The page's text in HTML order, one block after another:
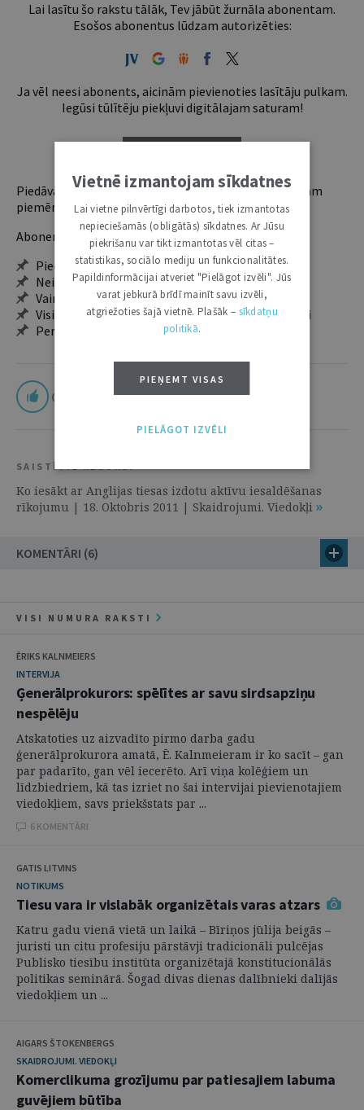
Lai lasītu šo rakstu tālāk, Tev jābūt žurnāla abonentam.
Esošos abonentus lūdzam autorizēties:
Ja vēl neesi abonents, aicinām pievienoties lasītāju pulkam.
Iegūsi tūlītēju piekļuvi digitālajam saturam!
Piedāvājam trīs abonementu veidus. Vienam lietotājam
piemērotākais ir "Mazais" (3, 6 un 12 mēnešiem).
Abonentu ieguvumi:
Pieeja jaunākajam izdevumam
Neierobežota pieeja arhīvam – 24 h/7 d.
Vairāk nekā 18 000 rakstu un 2000 autoru
Visi tematiskie numuri un ikgadējie grāmatžurnāli
Personalizētās iespējas – piezīmes, citāti, mapes
0
SAISTĪTIE RESURSI
Ko iesākt ar Anglijas tiesas izdotu aktīvu iesaldēšanas
rīkojumu | 18. Oktobris 2011 | Skaidrojumi. Viedokļi
KOMENTĀRI (6)
VISI NUMURA RAKSTI
ĒRIKS KALNMEIERS
INTERVIJA
Ģenerālprokurors: spēlītes ar savu sirdsapziņu
nespēlēju
Atskatoties uz aizvadīto pirmo darba gadu
ģenerālprokurora amatā, Ē. Kalnmeieram ir ko sacīt – gan
par padarīto, gan vēl iecerēto. Arī viņa kolēģiem un
līdzbiedriem, kā tas izriet no šai intervijai pievienotajiem
viedokļiem, savs priekšstats par ...
6 KOMENTĀRI
GATIS LITVINS
NOTIKUMS
Tiesu vara ir vislabāk organizētais varas atzars
Katru gadu vienā vietā un laikā – Bīriņos jūlija beigās –
juristi un citu profesiju pārstāvji tradicionāli pulcējas
Publisko tiesību institūta organizētajā konstitucionālās
politikas seminārā. Šogad divas dienas dalībnieki dalījās
viedokļiem un ...
AIGARS ŠTOKENBERGS
SKAIDROJUMI. VIEDOKĻI
Komerclikuma grozījumu par patiesajiem labuma
guvējiem būtība
Vietnē izmantojam sīkdatnes
Lai vietne pilnvērtīgi darbotos, tiek izmantotas
nepieciešamās (obligātās) sīkdatnes. Ar Jūsu
piekrišanu var tikt izmantotas vēl citas –
statistikas, sociālo mediju un funkcionalitātes.
Papildinformācijai atveriet "Pielāgot izvēli". Jūs
varat jebkurā brīdī mainīt savu izvēli,
atgriežoties šajā vietnē. Plašāk – sīkdatņu
politikā.
PIEŅEMT VISAS
PIELĀGOT IZVĒLI